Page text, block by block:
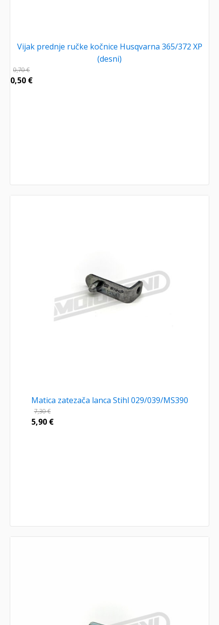
Vijak prednje ručke kočnice Husqvarna 365/372 XP
(desni)
0,70€
0,50 €
Matica zatezača lanca Stihl 029/039/MS390
7,30€
5,90 €